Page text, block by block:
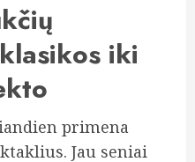
iki
primena
Jau seniai